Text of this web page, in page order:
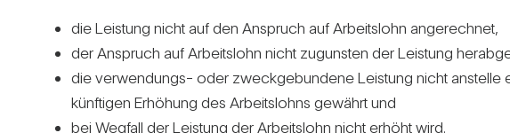
die Leis­tung nicht auf den Anspruch auf Arbeits­lohn ange­rechnet,
der Anspruch auf Arbeits­lohn nicht zugunsten der Leis­tung
die ver­wen­dungs- oder zweck­ge­bun­dene Leis­tung nicht anstelle
künf­tigen Erhö­hung des Arbeits­lohns gewährt und
bei Weg­fall der Leis­tung der Arbeits­lohn nicht erhöht wird.